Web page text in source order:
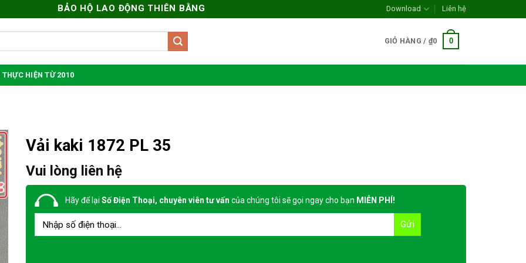
BẢO HỘ LAO ĐỘNG THIÊN BẰNG Download Liên hệ
GIỎ HÀNG / ₫0 0
THỰC HIỆN TỪ 2010
Vải kaki 1872 PL 35
Vui lòng liên hệ
Hãy để lại Số Điện Thoại, chuyên viên tư vấn của chúng tôi sẽ gọi ngay cho bạn MIỄN PHÍ!